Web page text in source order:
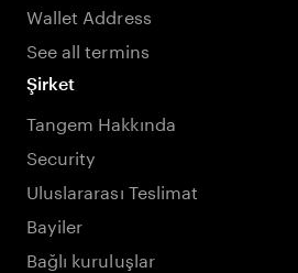
Wallet Address
See all termins
Şirket
Tangem Hakkında
Security
Uluslararası Teslimat
Bayiler
Bağlı kuruluşlar